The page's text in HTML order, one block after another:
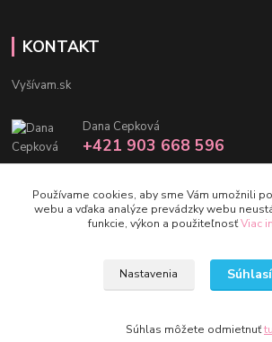
KONTAKT
Vyšívam.sk
Dana Cepková
+421 903 668 596
Vytvorené na
Eshop-
Používame cookies, aby sme Vám umožnili
webu a vďaka analýze prevádzky webu
funkcie, výkon a použiteľnosťViac
Nastavenia
Súhlas môžete odmietnuťtu